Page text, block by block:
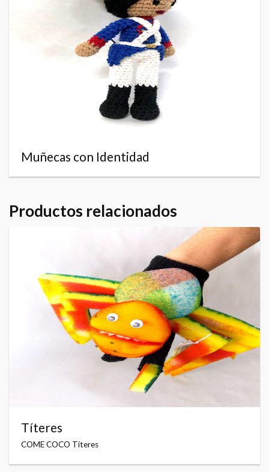
Muñecas con Identidad
Productos relacionados
Títeres
COME COCO Títeres